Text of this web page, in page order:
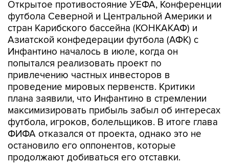
стран Карибского бассейна (КОНКАКАФ) и
Азиатской конфедерации футбола (АФК) с
Инфантино началось в июле, когда он
попытался реализовать проект по
привлечению частных инвесторов в
проведение мировых первенств. Критики
плана заявили, что Инфантино в стремлении
максимизировать прибыль забыл об интересах
футбола, игроков, болельщиков. В итоге глава
ФИФА отказался от проекта, однако это не
остановило его оппонентов, которые
продолжают добиваться его отставки.
УЕФА ФИФА футбол